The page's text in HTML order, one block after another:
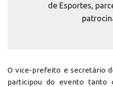
de Esportes,
O vice-prefeito e secretário
participou do evento tanto